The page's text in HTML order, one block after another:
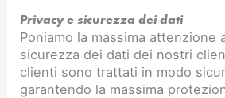
Privacy e sicurezza dei dati
Poniamo la massima attenzione
sicurezza dei dati dei nostri
clienti sono trattati in modo
garantendo la massima